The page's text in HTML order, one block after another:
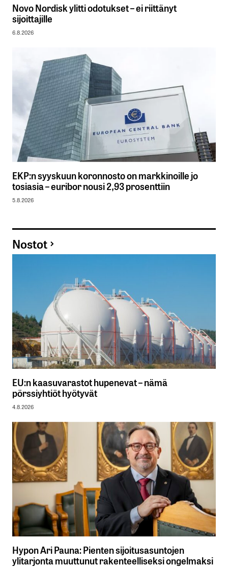
Novo Nordisk ylitti odotukset – ei riittänyt
sijoittajille
6.8.2026
EKP:n syyskuun koronnosto on markkinoille jo
tosiasia – euribor nousi 2,93 prosenttiin
5.8.2026
Nostot
EU:n kaasuvarastot hupenevat – nämä
pörssiyhtiöt hyötyvät
4.8.2026
Hypon Ari Pauna: Pienten sijoitusasuntojen
ylitarjonta muuttunut rakenteelliseksi ongelmaksi